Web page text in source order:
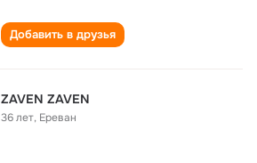
Добавить в друзья
ZAVEN ZAVEN
36 лет, Ереван